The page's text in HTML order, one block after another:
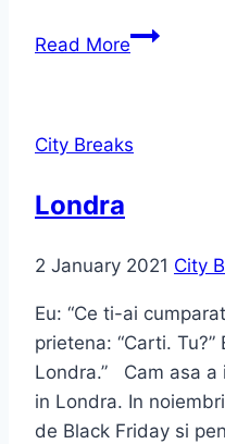
Read More
City Breaks
Londra
2 January 2021 City
Eu: “Ce ti-ai
prietena: “Carti.
Londra.” Cam asa a
in Londra. In
de Black Friday si